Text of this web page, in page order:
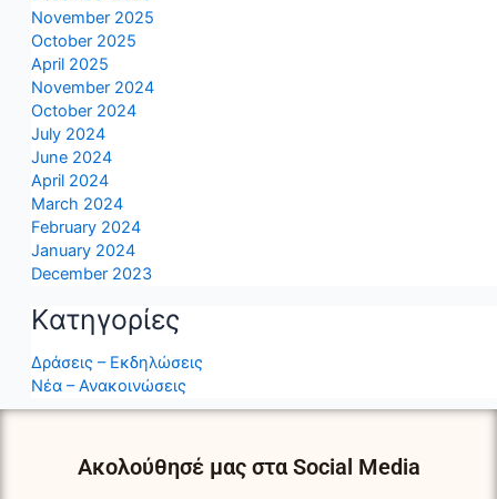
November 2025
October 2025
April 2025
November 2024
October 2024
July 2024
June 2024
April 2024
March 2024
February 2024
January 2024
December 2023
Kατηγορίες
Δράσεις – Εκδηλώσεις
Νέα – Ανακοινώσεις
Ακολούθησέ μας στα Social Media